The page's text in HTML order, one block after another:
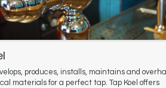
produces, installs, maintains and
materials for a perfect tap. Tap Koel offers